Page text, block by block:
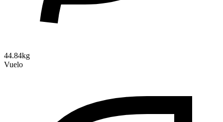
44.84kg
Vuelo